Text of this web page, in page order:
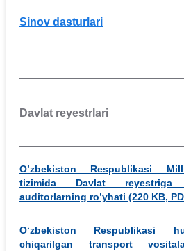
Sinov dasturlari
Davlat reyestrlari
O’zbekiston Respublikasi
tizimida Davlat reyestriga
auditorlarning ro’yhati (220 KB,
O‘zbekiston Respublikasi
chiqarilgan transport